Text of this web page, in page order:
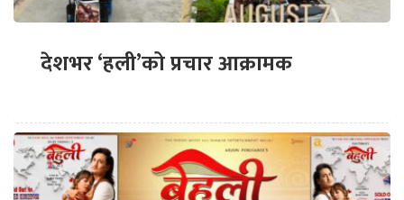
देशभर ‘हली’को प्रचार आक्रामक